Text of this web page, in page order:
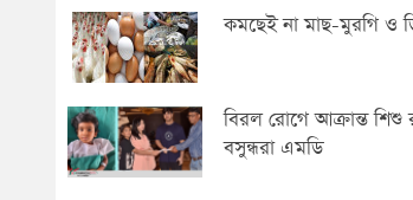
কমছেই না মাছ-মুরগি ও
বিরল রোগে আক্রান্ত শিশু
বসুন্ধরা এমডি